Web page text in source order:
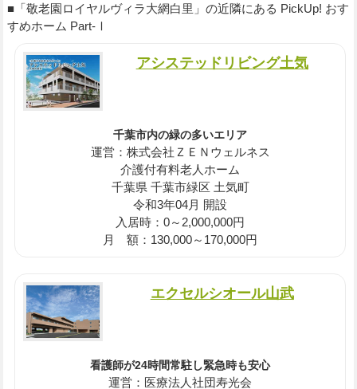
■「敬老園ロイヤルヴィラ大網白里」の近隣にある PickUp! おす
すめホーム Part-Ⅰ
アシステッドリビング土気
千葉市内の緑の多いエリア
運営：株式会社ＺＥＮウェルネス
介護付有料老人ホーム
千葉県 千葉市緑区 土気町
令和3年04月 開設
入居時：0～2,000,000円
月 額：130,000～170,000円
エクセルシオール山武
看護師が24時間常駐し緊急時も安心
運営：医療法人社団寿光会